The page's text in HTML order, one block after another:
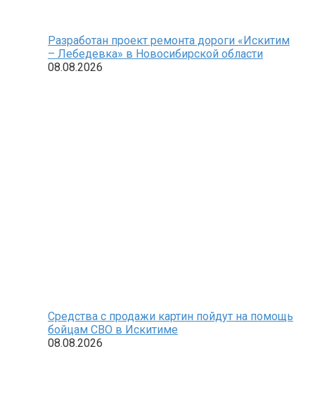
Разработан проект ремонта дороги «Искитим
– Лебедевка» в Новосибирской области
08.08.2026
Средства с продажи картин пойдут на помощь
бойцам СВО в Искитиме
08.08.2026